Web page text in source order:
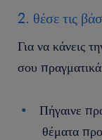
2. θέσε τις
Για να κάνεις
σου
Πήγαινε
θέματα